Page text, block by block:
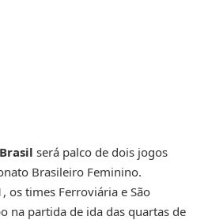
será palco de dois jogos
Brasileiro Feminino.
os times Ferroviária e São
na partida de ida das quartas de